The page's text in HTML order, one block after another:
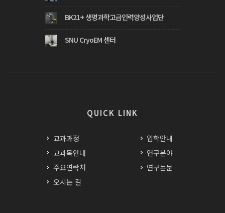
BK21+ 생명과학고급인력양성사업단
SNU CryoEM 센터
QUICK LINK
교과과정
교과목안내
주요연락처
오시는 길
입학안내
연구분야
연구논문